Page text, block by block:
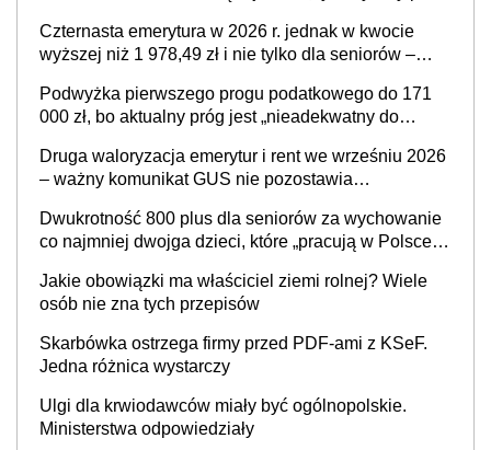
Czternasta emerytura w 2026 r. jednak w kwocie
wyższej niż 1 978,49 zł i nie tylko dla seniorów –
kwotą świadczenia?
Podwyżka pierwszego progu podatkowego do 171
000 zł, bo aktualny próg jest „nieadekwatny do
Druga waloryzacja emerytur i rent we wrześniu 2026
– ważny komunikat GUS nie pozostawia
podwyżkę świadczeń?
Dwukrotność 800 plus dla seniorów za wychowanie
co najmniej dwojga dzieci, które „pracują w Polsce i
podatków? Zapadła decyzja Sejmu
Jakie obowiązki ma właściciel ziemi rolnej? Wiele
osób nie zna tych przepisów
Skarbówka ostrzega firmy przed PDF-ami z KSeF.
Jedna różnica wystarczy
Ulgi dla krwiodawców miały być ogólnopolskie.
Ministerstwa odpowiedziały